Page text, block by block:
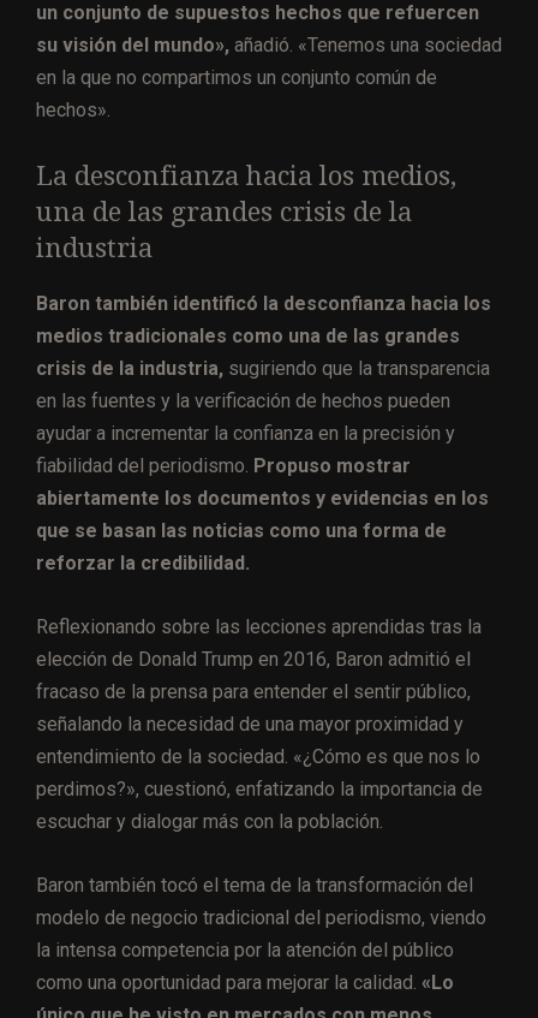
un conjunto de supuestos hechos que refuercen
su visión del mundo», añadió. «Tenemos una sociedad
en la que no compartimos un conjunto común de
hechos».
La desconfianza hacia los medios,
una de las grandes crisis de la
industria
Baron también identificó la desconfianza hacia los
medios tradicionales como una de las grandes
crisis de la industria, sugiriendo que la transparencia
en las fuentes y la verificación de hechos pueden
ayudar a incrementar la confianza en la precisión y
fiabilidad del periodismo. Propuso mostrar
abiertamente los documentos y evidencias en los
que se basan las noticias como una forma de
reforzar la credibilidad.
Reflexionando sobre las lecciones aprendidas tras la
elección de Donald Trump en 2016, Baron admitió el
fracaso de la prensa para entender el sentir público,
señalando la necesidad de una mayor proximidad y
entendimiento de la sociedad. «¿Cómo es que nos lo
perdimos?», cuestionó, enfatizando la importancia de
escuchar y dialogar más con la población.
Baron también tocó el tema de la transformación del
modelo de negocio tradicional del periodismo, viendo
la intensa competencia por la atención del público
como una oportunidad para mejorar la calidad. «Lo